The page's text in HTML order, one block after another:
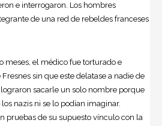
e interrogaron. Los hombres
de una red de rebeldes franceses
meses, el médico fue torturado e
sin que este delatase a nadie de
sacarle un solo nombre porque
nazis ni se lo podían imaginar.
pruebas de su supuesto vínculo con la